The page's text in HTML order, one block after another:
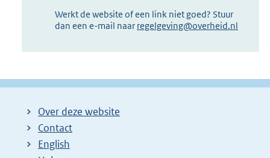
Werkt de website of een link niet goed? Stuur
dan een e-mail naar regelgeving@overheid.nl
Over deze website
Contact
English